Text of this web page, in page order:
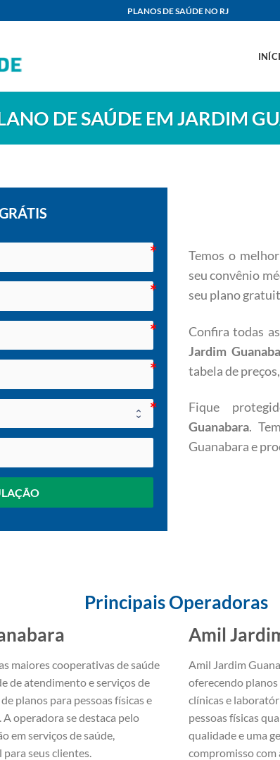
PLANOS DE SAÚDE NO RJ
DE SAÚDE EM JARDIM
Temos o melhor
seu convênio
seu plano
Confira todas
Jardim
tabela de
Fique
Guanabara.
Guanabara e
Principais Operadoras
maiores cooperativas de saúde
de atendimento e serviços de
planos para pessoas físicas e
operadora se destaca pelo
em serviços de saúde,
seus clientes.
Amil
Amil Jardim
oferecendo
clínicas e
pessoas físicas
qualidade e uma
compromisso com